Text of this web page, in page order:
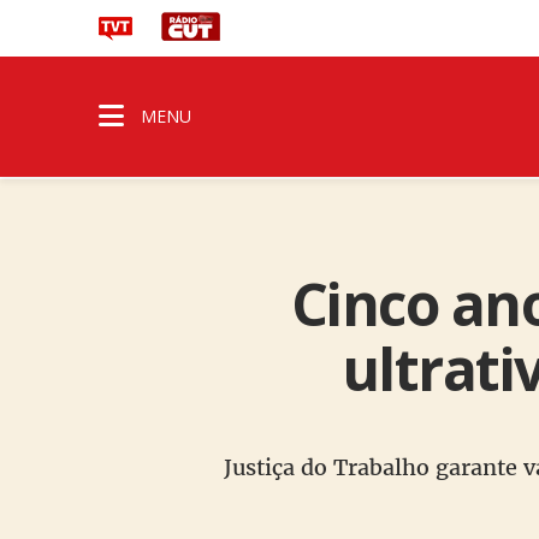
MENU
Cinco
Justiça do Trabalho garante